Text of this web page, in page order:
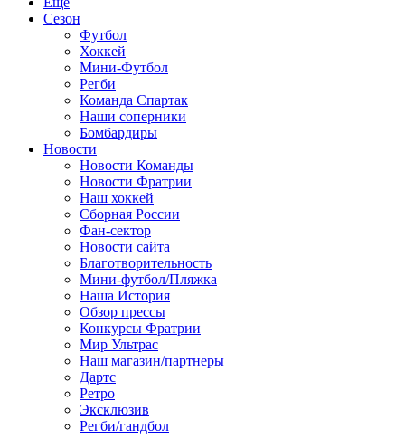
Сезон
Футбол
Хоккей
Мини-Футбол
Регби
Команда Спартак
Наши соперники
Бомбардиры
Новости
Новости Команды
Новости Фратрии
Наш хоккей
Сборная России
Фан-cектор
Новости сайта
Благотворительность
Мини-футбол/Пляжка
Наша История
Обзор прессы
Конкурсы Фратрии
Мир Ультрас
Наш магазин/партнеры
Дартс
Ретро
Эксклюзив
Регби/гандбол